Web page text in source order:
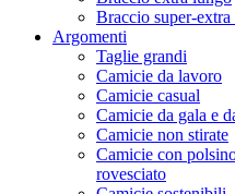
Braccio super-
Argomenti
Taglie grandi
Camicie da lavoro
Camicie casual
Camicie da gala e
Camicie non stirate
Camicie con
rovesciato